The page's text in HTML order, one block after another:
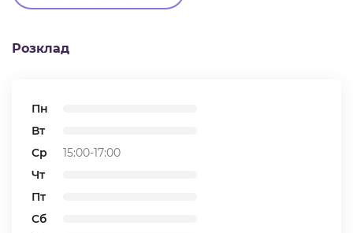
Розклад
Пн
Вт
Ср
15:00-17:00
Чт
Пт
Сб